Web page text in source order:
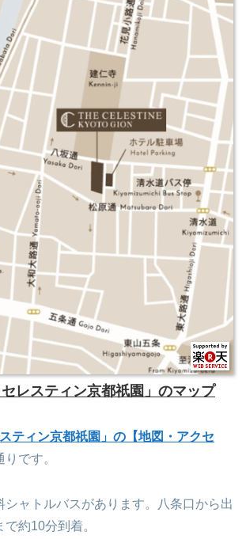
セレスティン京都祇園」のマップ
ティン京都祇園」の【地図・アクセ
です。
シャトルバスがあります。八条口から出
約10分到着。